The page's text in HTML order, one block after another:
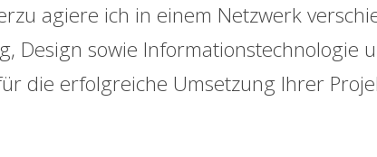
agiere ich in einem Netzwerk
Design sowie Informationstechnologie
die erfolgreiche Umsetzung Ihrer